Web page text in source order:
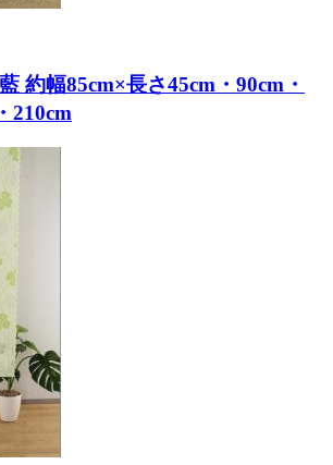
約幅85cm×長さ45cm・90cm・
210cm